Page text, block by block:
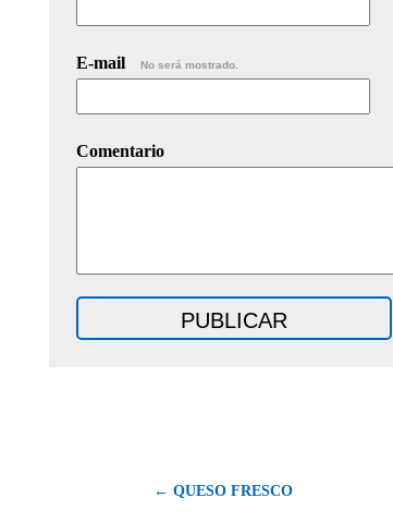
E-mail No será mostrado.
Comentario
← QUESO FRESCO